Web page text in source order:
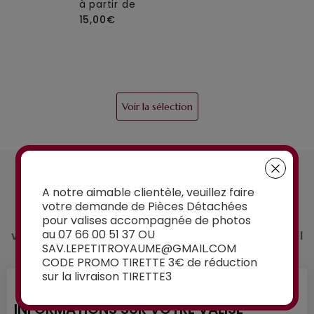
à partir de
15,00€
Voir la sélection
Contactez-nous
Vous avez un doute sur la pièce détachée que
vous souhaitez commander ? Demandez conseil
à nos experts :
INFORMATIONS SUR VOTRE VALISE
A notre aimable clientèle, veuillez faire
votre demande de Pièces Détachées
pour valises accompagnée de photos
au 07 66 00 51 37 OU
SAV.LEPETITROYAUME@GMAIL.COM
CODE PROMO TIRETTE 3€ de réduction
sur la livraison TIRETTE3